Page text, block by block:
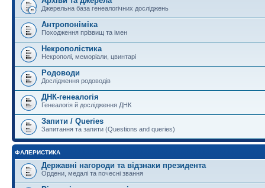
Джерельна база генеалогічних досліджень
Антропоніміка
Походження прізвищ та імен
Некрополістика
Некрополі, меморіали, цвинтарі
Родоводи
Дослідження родоводів
ДНК-генеалогія
Генеалогія й дослідження ДНК
Запити / Queries
Запитання та запити (Questions and queries)
ФАЛЕРИСТИКА
Державні нагороди та відзнаки президента
Ордени, медалі та почесні звання